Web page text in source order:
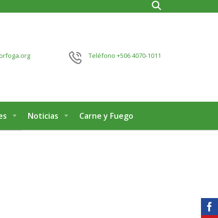
Teléfono +506 4070-1011
Noticias Carne y Fuego